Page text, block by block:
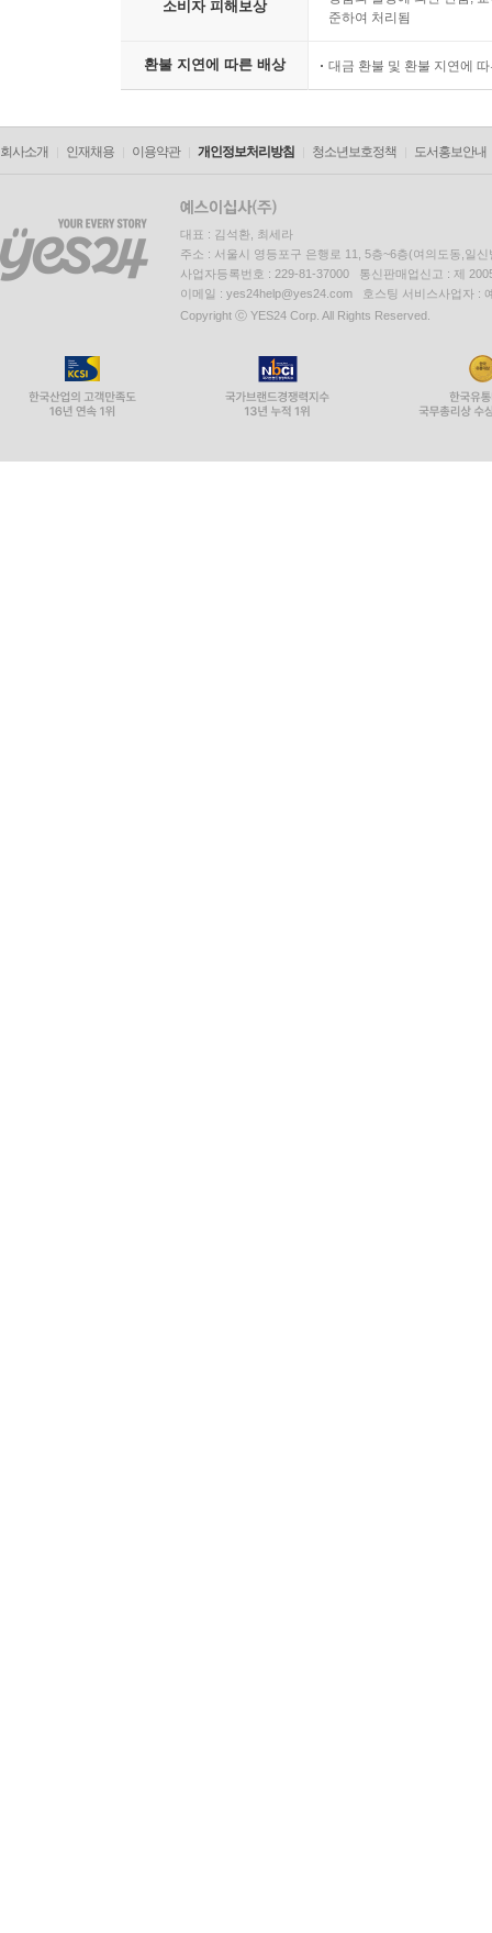
소비자 피해보상
준하여 처리됨
환불 지연에 따른 배상 대금 환불 및 환불 지연에
회사소개 인재채용 이용약관 개인정보처리방침 청소년보호정책 도서홍보안내
대표 : 김석환, 최세라
주소 : 서울시 영등포구 은행로 11, 5층~6층(여의도동,일신
사업자등록번호 : 229-81-37000 통신판매업신고 : 제
이메일 : yes24help@yes24.com 호스팅 서비스사업자 :
Copyright ⓒ YES24 Corp. All Rights Reserved.